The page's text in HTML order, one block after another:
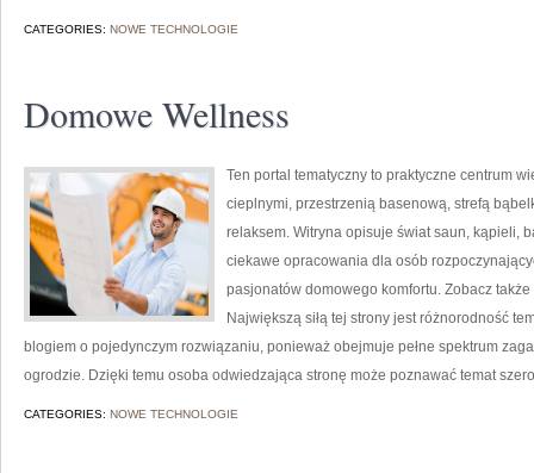
CATEGORIES: NOWE TECHNOLOGIE
Domowe Wellness
Ten portal tematyczny to praktyczne centrum
cieplnymi, przestrzenią basenową, strefą
relaksem. Witryna opisuje świat saun, kąpieli,
ciekawe opracowania dla osób
pasjonatów domowego komfortu. Zobacz także
Największą siłą tej strony jest różnorodność
blogiem o pojedynczym rozwiązaniu, ponieważ obejmuje pełne spektrum
ogrodzie. Dzięki temu osoba odwiedzająca stronę może poznawać temat
CATEGORIES: NOWE TECHNOLOGIE